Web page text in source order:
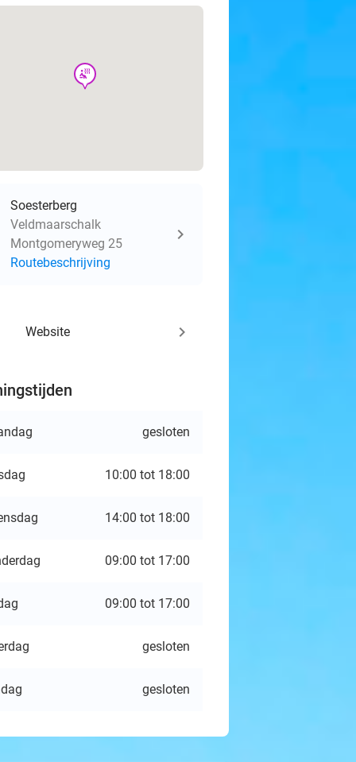
wellness
Soesterberg
Veldmaarschalk
Montgomeryweg 25
Routebeschrijving
Website keyboard_arrow_right
gesloten
10:00 tot 18:00
14:00 tot 18:00
09:00 tot 17:00
09:00 tot 17:00
gesloten
gesloten